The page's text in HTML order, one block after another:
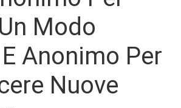
Modo
Anonimo Per
Nuove